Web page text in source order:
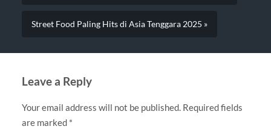
Street Food Paling Hits di Asia Tenggara 2025 »
Leave a Reply
Your email address will not be published. Required fields
are marked *